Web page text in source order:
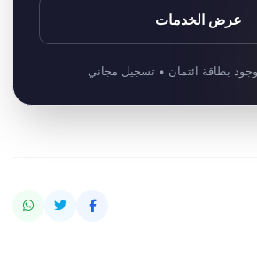
عرض الخدمات
وجود بطاقة ائتمان • تسجيل مجاني